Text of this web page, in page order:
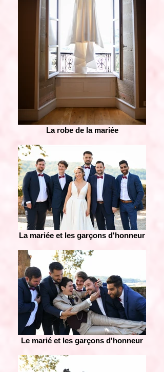
La robe de la mariée
La mariée et les garçons d'honneur
Le marié et les garçons d'honneur